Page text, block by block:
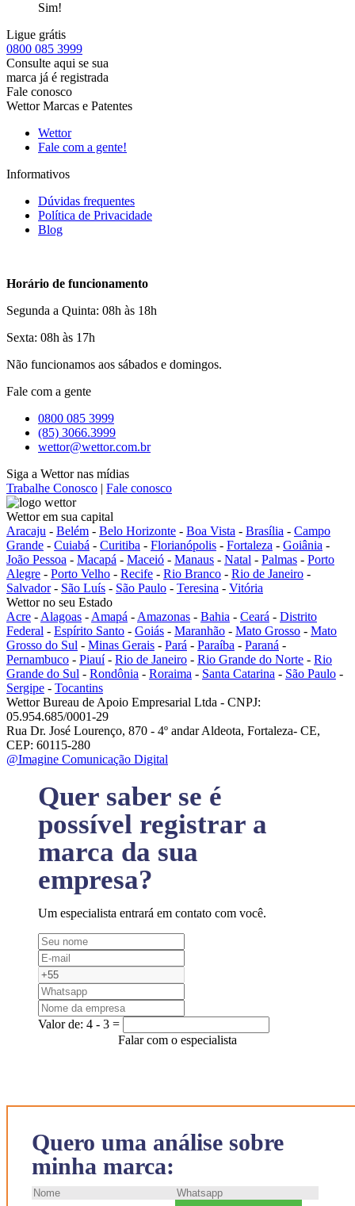
Quero uma análise sobre
minha marca:
Sim!
Ligue grátis
0800 085 3999
Consulte aqui se sua
marca já é registrada
Fale conosco
Wettor Marcas e Patentes
Wettor
Fale com a gente!
Informativos
Dúvidas frequentes
Política de Privacidade
Blog
Horário de funcionamento
Segunda a Quinta: 08h às 18h
Sexta: 08h às 17h
Não funcionamos aos sábados e domingos.
Fale com a gente
0800 085 3999
(85) 3066.3999
wettor@wettor.com.br
Siga a Wettor nas mídias
Trabalhe Conosco | Fale conosco
Wettor em sua capital
Aracaju - Belém - Belo Horizonte - Boa Vista - Brasília - Campo
Grande - Cuiabá - Curitiba - Florianópolis - Fortaleza - Goiânia -
João Pessoa - Macapá - Maceió - Manaus - Natal - Palmas - Porto
Alegre - Porto Velho - Recife - Rio Branco - Rio de Janeiro -
Salvador- São Luís - São Paulo - Teresina - Vitória
Wettor no seu Estado
Acre - Alagoas - Amapá - Amazonas - Bahia - Ceará - Distrito
Federal - Espírito Santo - Goiás - Maranhão - Mato Grosso - Mato
Grosso do Sul - Minas Gerais - Pará - Paraíba - Paraná -
Pernambuco - Piauí- Rio de Janeiro - Rio Grande do Norte - Rio
Grande do Sul - Rondônia - Roraima - Santa Catarina - São Paulo -
Sergipe - Tocantins
Wettor Bureau de Apoio Empresarial Ltda - CNPJ:
05.954.685/0001-29
Rua Dr. José Lourenço, 870 - 4º andar Aldeota, Fortaleza- CE,
CEP: 60115-280
@Imagine Comunicação Digital
Quer saber se é
possível registrar a
marca da sua
empresa?
Um especialista entrará em contato com você.
Valor de: 4 - 3 =
Falar com o especialista